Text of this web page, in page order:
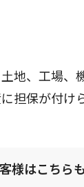
地、工場、
担保が付け
様はこちら